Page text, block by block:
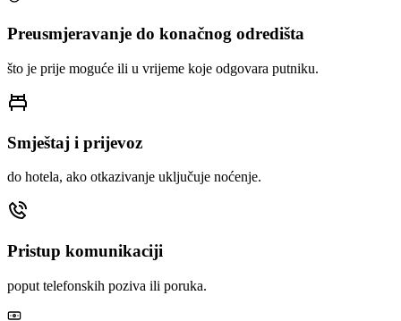
Preusmjeravanje do konačnog odredišta
što je prije moguće ili u vrijeme koje odgovara putniku.
Smještaj i prijevoz
do hotela, ako otkazivanje uključuje noćenje.
Pristup komunikaciji
poput telefonskih poziva ili poruka.